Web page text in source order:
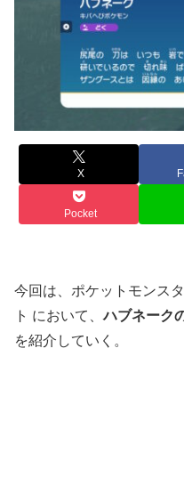
X
Pocket
今回は、ポケットモンス
ト において、ハブネーク
を紹介していく。